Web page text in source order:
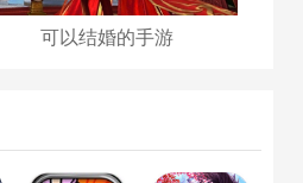
可以结婚的手游